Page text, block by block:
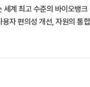
최고 수준의 바이오뱅크
자 편의성 개선, 자원의 통